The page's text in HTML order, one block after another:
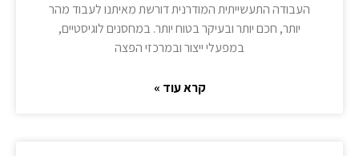
העבודה התעשייתית המודרנית דורשת מאיתנו לעבוד מהר
יותר, חכם יותר ובעיקר בטוח יותר. במחסנים לוגיסטיים,
במפעלי ייצור ובמרכזי הפצה
קרא עוד »